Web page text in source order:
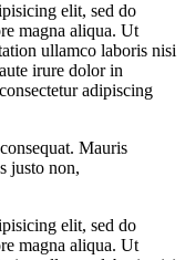
elit, sed do
magna aliqua. Ut
ullamco laboris nisi
irure dolor in
adipiscing
Mauris
justo non,
elit, sed do
magna aliqua. Ut